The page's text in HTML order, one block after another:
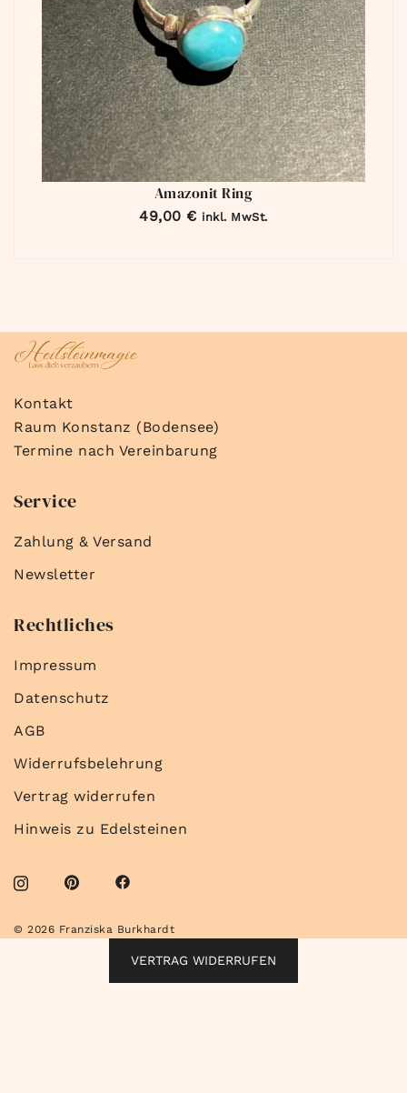
Amazonit Ring
49,00 € inkl. MwSt.
Kontakt
Raum Konstanz (Bodensee)
Termine nach Vereinbarung
Service
Zahlung & Versand
Newsletter
Rechtliches
Impressum
Datenschutz
AGB
Widerrufsbelehrung
Vertrag widerrufen
Hinweis zu Edelsteinen
© 2026 Franziska Burkhardt
VERTRAG WIDERRUFEN